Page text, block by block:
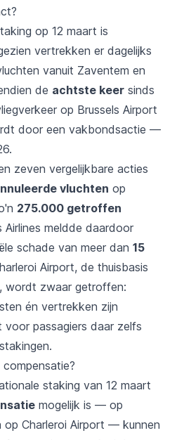
op 12 maart is
vertrekken er dagelijks
vanuit Zaventem en
de achtste keer sinds
op Brussels Airport
door een vakbondsactie —
zeven vergelijkbare acties
vluchten op
275.000 getroffen
Airlines meldde daardoor
schade van meer dan 15
Airport, de thuisbasis
wordt zwaar getroffen:
én vertrekken zijn
passagiers daar zelfs
staking van 12 maart
mogelijk is — op
op Charleroi Airport — kunnen